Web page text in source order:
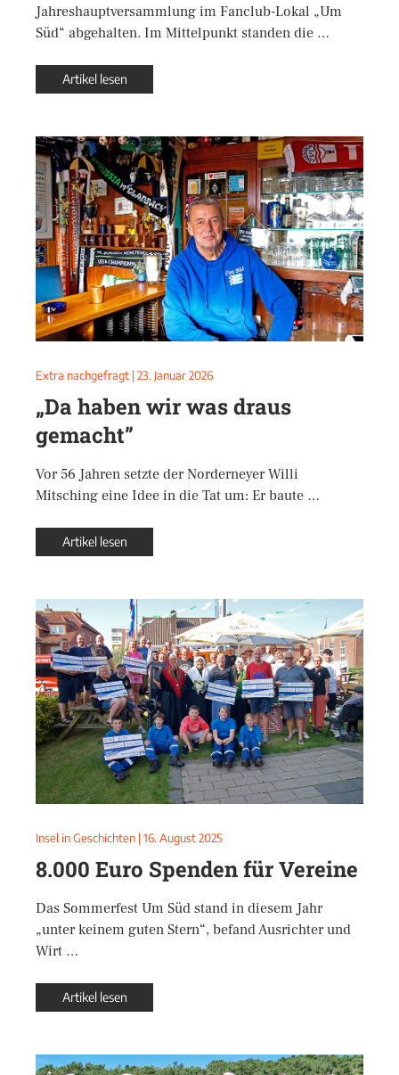
Jahreshauptversammlung im Fanclub-Lokal „Um
Süd“ abgehalten. Im Mittelpunkt standen die …
Artikel lesen
Extra nachgefragt | 23. Januar 2026
„Da haben wir was draus
gemacht”
Vor 56 Jahren setzte der Norderneyer Willi
Mitsching eine Idee in die Tat um: Er baute …
Artikel lesen
Insel in Geschichten | 16. August 2025
8.000 Euro Spenden für Vereine
Das Sommerfest Um Süd stand in diesem Jahr
„unter keinem guten Stern“, befand Ausrichter und
Wirt …
Artikel lesen